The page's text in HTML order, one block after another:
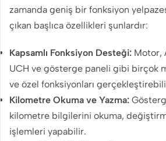
zamanda geniş bir fonksiyon
çıkan başlıca özellikleri şunlardır:
Kapsamlı Fonksiyon Desteği: Motor,
UCH ve gösterge paneli gibi birçok
ve özel fonksiyonları
Kilometre Okuma ve Yazma:
kilometre bilgilerini okuma,
işlemleri yapabilir.